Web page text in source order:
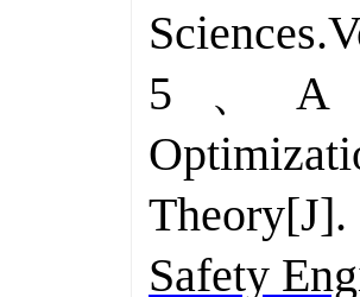
5、 A
Theory[J].
Safety